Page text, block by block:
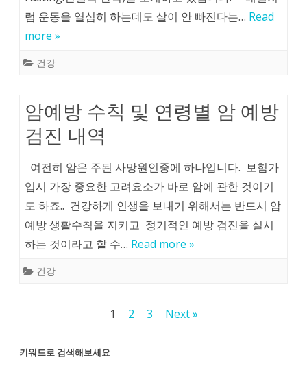
럼 운동을 열심히 하는데도 살이 안 빠진다는… Read
more »
건강
암예방 수칙 및 연령별 암 예방
검진 내역
여전히 암은 주된 사망원인중에 하나입니다. 보험가
입시 가장 중요한 고려요소가 바로 암에 관한 것이기
도 하죠.. 건강하게 인생을 보내기 위해서는 반드시 암
예방 생활수칙을 지키고 정기적인 예방 검진을 실시
하는 것이라고 할 수… Read more »
건강
이
1 2 3 Next »
키워드로 검색해보세요